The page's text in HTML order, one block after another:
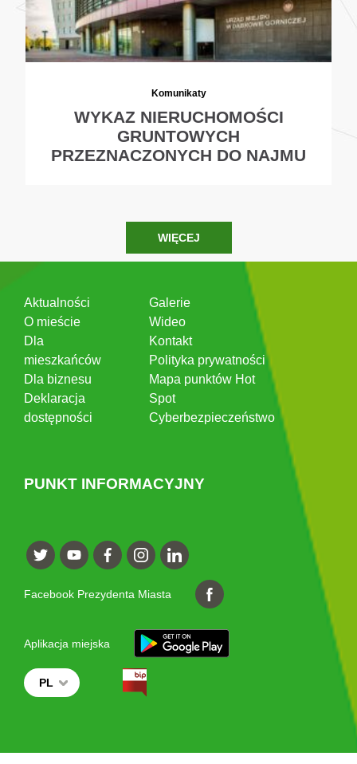
Komunikaty
WYKAZ NIERUCHOMOŚCI
GRUNTOWYCH
PRZEZNACZONYCH DO NAJMU
WIĘCEJ
Aktualności
O mieście
Dla
mieszkańców
Dla biznesu
Deklaracja
dostępności
Galerie
Wideo
Kontakt
Polityka prywatności
Mapa punktów Hot
Spot
Cyberbezpieczeństwo
PUNKT INFORMACYJNY
Facebook Prezydenta Miasta
Aplikacja miejska
PL